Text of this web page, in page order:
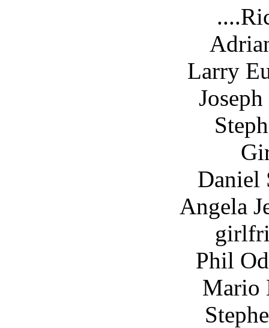
Adriana
Larry Eudene
Joseph
Stephanie
Daniel Sauli
Angela
Phil Oddo
Mario
Stephen